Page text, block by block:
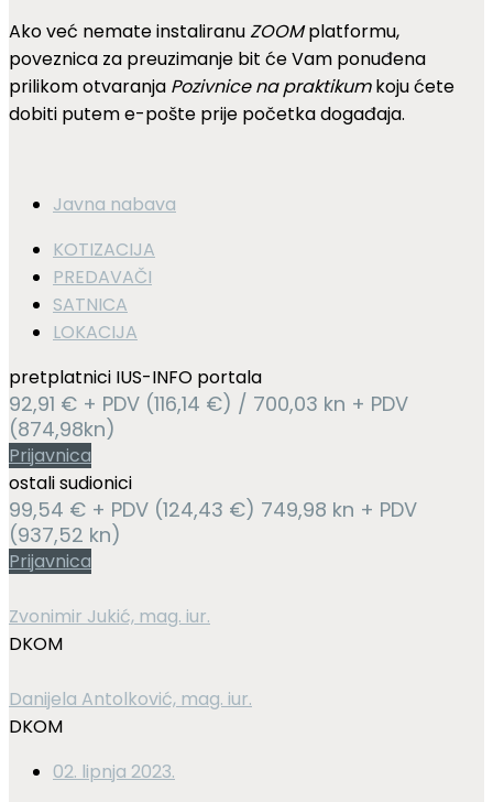
Ako već nemate instaliranuZOOMplatformu,
poveznica za preuzimanje bit će Vam ponuđena
prilikom otvaranja Pozivnice na praktikumkoju ćete
dobiti putem e-pošte prije početka događaja.
Javna nabava
KOTIZACIJA
PREDAVAČI
SATNICA
LOKACIJA
pretplatnici IUS-INFO portala
92,91 € + PDV (116,14 €) / 700,03 kn + PDV
(874,98kn)
Prijavnica
ostali sudionici
99,54 € + PDV (124,43 €) 749,98 kn + PDV
(937,52 kn)
Prijavnica
Zvonimir Jukić, mag. iur.
DKOM
Danijela Antolković, mag. iur.
DKOM
02. lipnja 2023.